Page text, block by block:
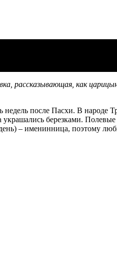
рассказывающая, как
после Пасхи. В народе
украшались березками.
– именинница, поэтому